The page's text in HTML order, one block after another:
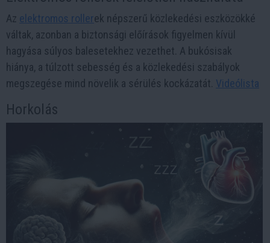
Az elektromos rollerek népszerű közlekedési eszközökké
váltak, azonban a biztonsági előírások figyelmen kívül
hagyása súlyos balesetekhez vezethet. A bukósisak
hiánya, a túlzott sebesség és a közlekedési szabályok
megszegése mind növelik a sérülés kockázatát. Videólista
Horkolás